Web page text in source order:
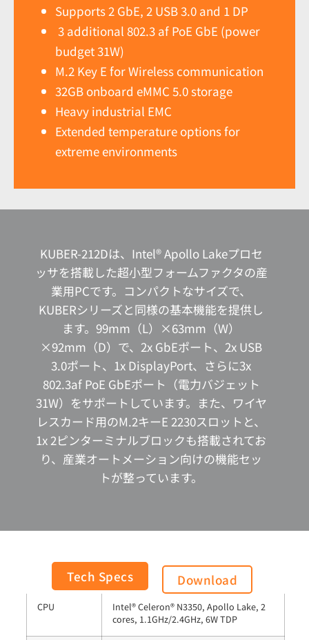
Supports 2 GbE, 2 USB 3.0 and 1 DP
3 additional 802.3 af PoE GbE (power
budget 31W)
M.2 Key E for Wireless communication
32GB onboard eMMC 5.0 storage
Heavy industrial EMC
Extended temperature options for
extreme environments
KUBER-212Dは、Intel® Apollo Lakeプロセ
ッサを搭載した超小型フォームファクタの産
業用PCです。コンパクトなサイズで、
KUBERシリーズと同様の基本機能を提供し
ます。99mm（L）×63mm（W）
×92mm（D）で、2x GbEポート、2x USB
3.0ポート、1x DisplayPort、さらに3x
802.3af PoE GbEポート（電力バジェット
31W）をサポートしています。また、ワイヤ
レスカード用のM.2キーE 2230スロットと、
1x 2ピンターミナルブロックも搭載されてお
り、産業オートメーション向けの機能セッ
トが整っています。
Tech Specs Download
General
CPU
Intel® Celeron® N3350, Apollo Lake, 2
cores, 1.1GHz/2.4GHz, 6W TDP